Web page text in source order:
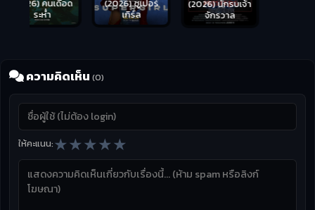
(2026) ซูเปอร์
(2026) นักรบเจ้า
จักรวาล
ความคิดเห็น (0)
ให้คะแนน:★★★★★